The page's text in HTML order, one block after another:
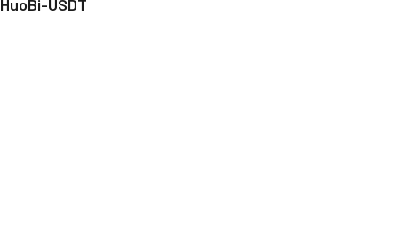
HuoBi-USDT